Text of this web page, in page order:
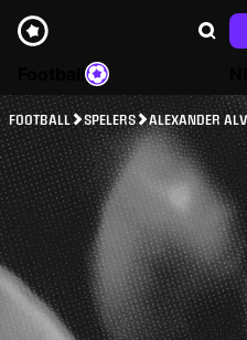
FOOTBALL SPELERS ALEXANDER